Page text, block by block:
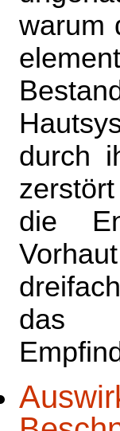
warum
durch
die
das